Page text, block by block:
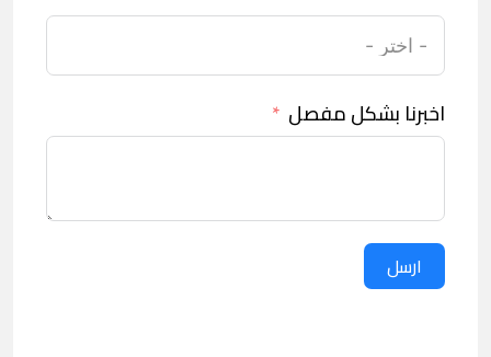
اخبرنا بشكل مفصل
ارسل